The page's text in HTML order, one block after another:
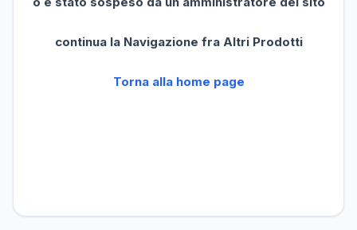
continua la Navigazione fra Altri Prodotti
Torna alla home page